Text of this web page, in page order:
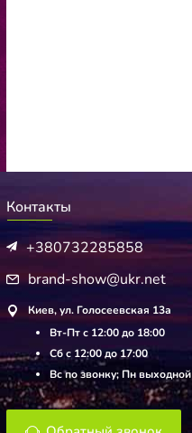
Контакты
+380732285858
brand-show@ukr.net
Киев, ул. Голосеевская 13а
Вт-Пт с 12:00 до 18:00
Сб с 12:00 до 17:00
Вс по звонку; Пн выходной